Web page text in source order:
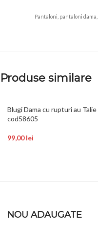
Pantaloni, pantaloni
Produse similare
Blugi Dama cu rupturi au
cod58605
99,00lei
NOU ADAUGATE